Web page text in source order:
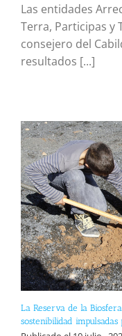
Las entidades
Terra, Participas y
consejero del
resultados [...]
La Reserva de la
sostenibilidad impulsadas